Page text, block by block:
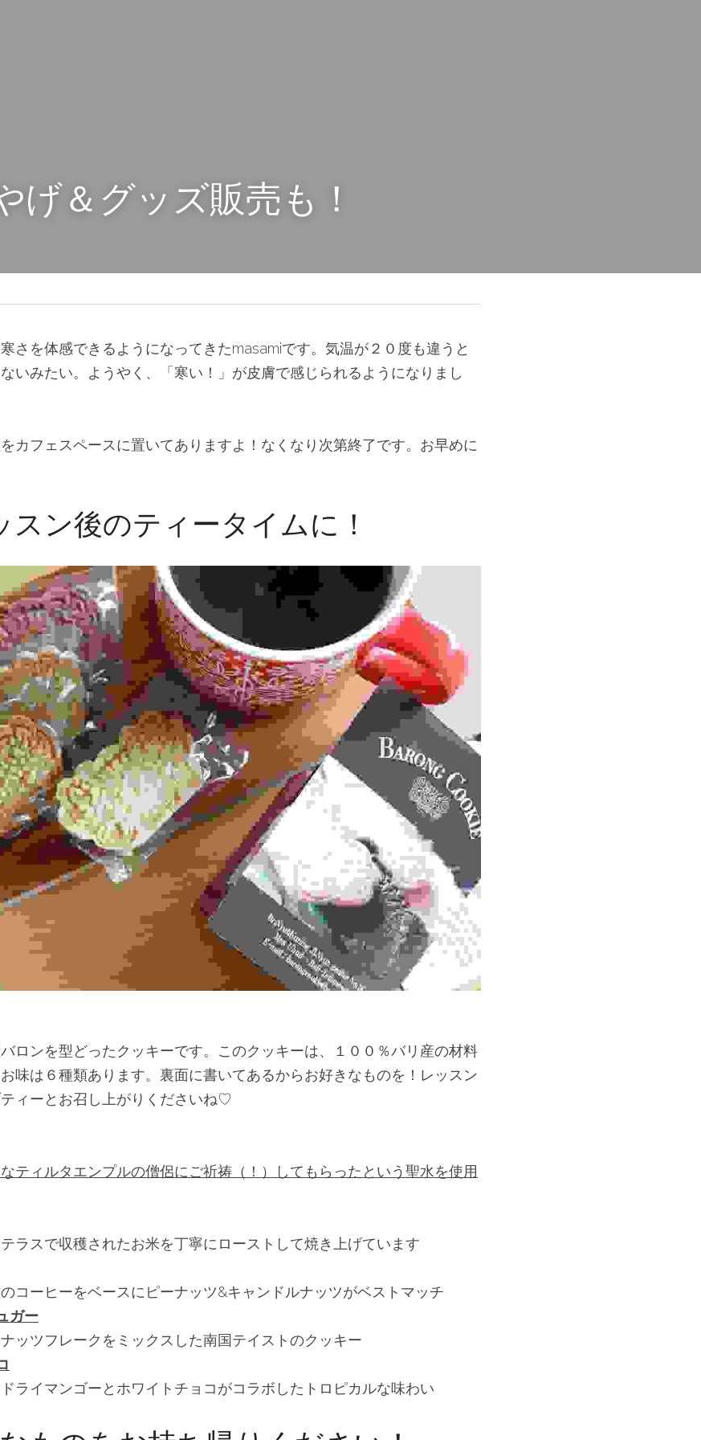
げ＆グッズ販売も！
さを体感できるようになってきたmasamiです。気温が２０度も違うと
いみたい。ようやく、「寒い！」が皮膚で感じられるようになりまし
カフェスペースに置いてありますよ！なくなり次第終了です。お早めに
スン後のティータイムに！
ロンを型どったクッキーです。このクッキーは、１００％バリ産の材料
味は６種類あります。裏面に書いてあるからお好きなものを！レッスン
ィーとお召し上がりくださいね♡
ティルタエンプルの僧侶にご祈祷（！）してもらったという聖水を使用
ラスで収穫されたお米を丁寧にローストして焼き上げています
コーヒーをベースにピーナッツ&キャンドルナッツがベストマッチ
ガー
ッツフレークをミックスした南国テイストのクッキー
ライマンゴーとホワイトチョコがコラボしたトロピカルな味わい